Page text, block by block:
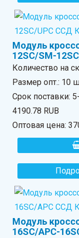
Модуль
12SC/SM-
Количество на
Размер опт.: 10
Срок поставки:
4190.78 RUB
Оптовая цена:
Модуль
16SC/APC-